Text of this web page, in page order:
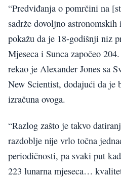
“Predviđanja o pomrčini na
sadrže dovoljno
pokažu da je 18-godišnji niz
Mjeseca i Sunca započeo
rekao je Alexander Jones sa
New Scientist, dodajući da je
izračuna ovoga.
“Razlog zašto je takvo
razdoblje nije vrlo točna
periodičnosti, pa svaki put
223 lunarna mjeseca…